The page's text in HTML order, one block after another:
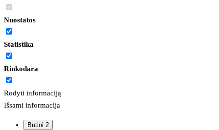
Nuostatos
Statistika
Rinkodara
Rodyti informaciją
Išsami informacija
Būtini 2